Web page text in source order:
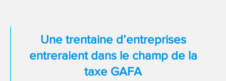
Une trentaine d’entreprises
entreraient dans le champ de la
taxe GAFA